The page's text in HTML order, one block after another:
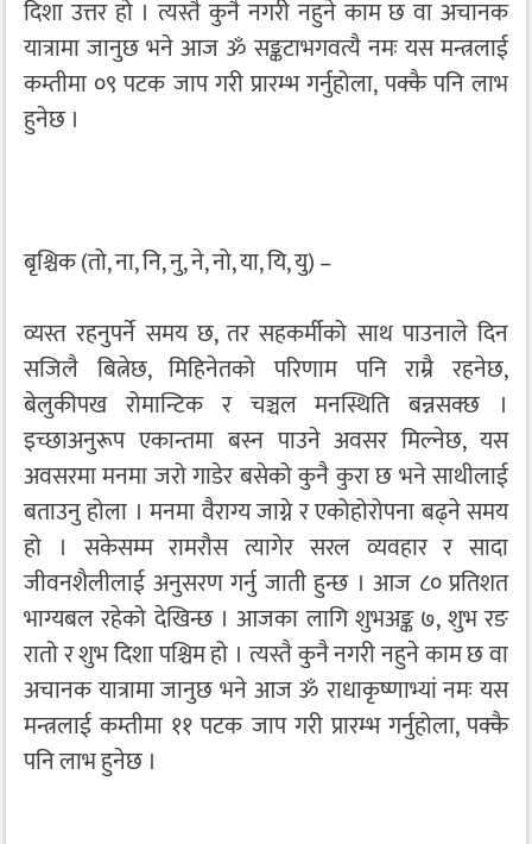
दिशा उत्तर हो । त्यस्तै कुनै नगरी नहुने काम छ वा अचानक
यात्रामा जानुछ भने आज ॐ सङ्कटाभगवत्यै नमः यस मन्त्रलाई
कम्तीमा ०९ पटक जाप गरी प्रारम्भ गर्नुहोला, पक्कै पनि लाभ
हुनेछ ।
बृश्चिक (तो, ना, नि, नु, ने, नो, या, यि, यु) –
व्यस्त रहनुपर्ने समय छ, तर सहकर्मीको साथ पाउनाले दिन
सजिलै बित्नेछ, मिहिनेतको परिणाम पनि राम्रै रहनेछ,
बेलुकीपख रोमान्टिक र चञ्चल मनस्थिति बन्नसक्छ ।
इच्छाअनुरूप एकान्तमा बस्न पाउने अवसर मिल्नेछ, यस
अवसरमा मनमा जरो गाडेर बसेको कुनै कुरा छ भने साथीलाई
बताउनु होला । मनमा वैराग्य जाग्ने र एकोहोरोपना बढ्ने समय
हो । सकेसम्म रामरौस त्यागेर सरल व्यवहार र सादा
जीवनशैलीलाई अनुसरण गर्नु जाती हुन्छ । आज ८० प्रतिशत
भाग्यबल रहेको देखिन्छ । आजका लागि शुभअङ्क ७, शुभ रङ
रातो र शुभ दिशा पश्चिम हो । त्यस्तै कुनै नगरी नहुने काम छ वा
अचानक यात्रामा जानुछ भने आज ॐ राधाकृष्णाभ्यां नमः यस
मन्त्रलाई कम्तीमा ११ पटक जाप गरी प्रारम्भ गर्नुहोला, पक्कै
पनि लाभ हुनेछ ।